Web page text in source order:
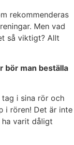
rekommenderas
Men vad
så viktigt? Allt
bör man beställa
i sina rör och
i rören! Det är inte
varit dåligt